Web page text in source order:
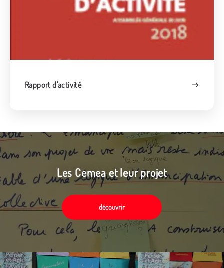
Rapport d'activité
Les Cemea et leur projet
découvrir